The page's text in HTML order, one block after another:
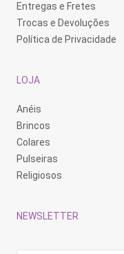
Entregas e Fretes
Trocas e Devoluções
Política de Privacidade
LOJA
Anéis
Brincos
Colares
Pulseiras
Religiosos
NEWSLETTER